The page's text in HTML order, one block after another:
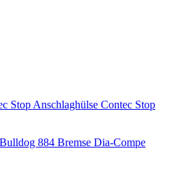
Anschlaghülse Contec Stop
Bremse Dia-Compe